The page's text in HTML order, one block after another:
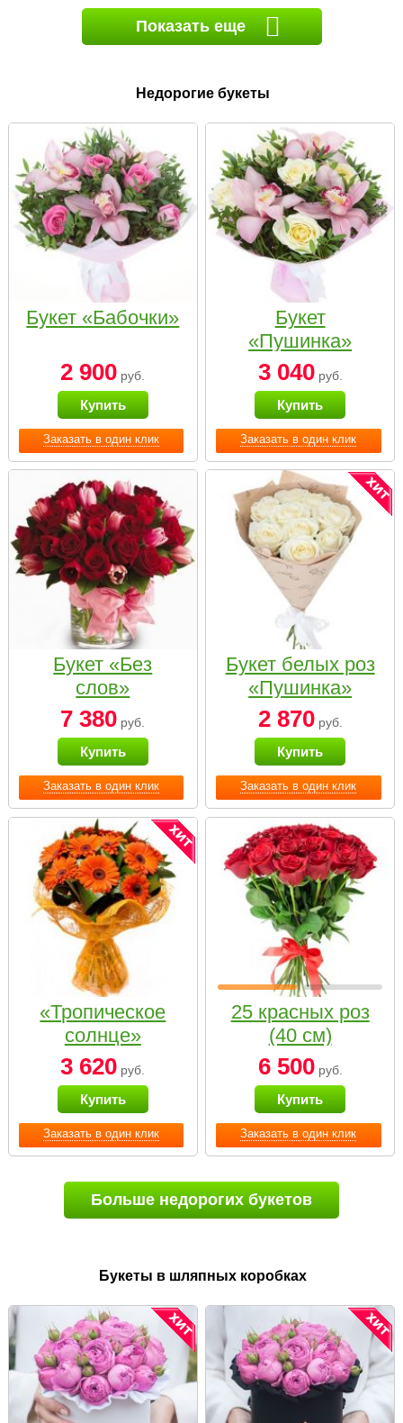
Показать еще
Недорогие букеты
Заказать в один клик
Букет «Бабочки»
2 900 руб.
Купить
Заказать в один клик
Букет
«Пушинка»
3 040руб.
Купить
Заказать в один клик
Букет «Без
слов»
7 380 руб.
Купить
Заказать в один клик
Букет белых роз
«Пушинка»
2 870руб.
Купить
Заказать в один клик
«Тропическое
солнце»
3 620 руб.
Купить
Заказать в один клик
25 красных роз
(40 см)
6 500руб.
Купить
Больше недорогих букетов
Букеты в шляпных коробках